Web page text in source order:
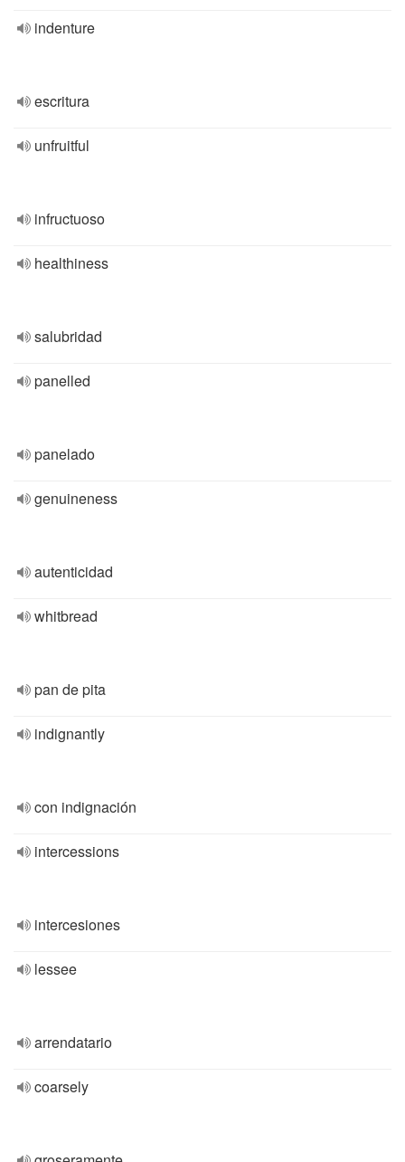
indenture
escritura
unfruitful
infructuoso
healthiness
salubridad
panelled
panelado
genuineness
autenticidad
whitbread
pan de pita
indignantly
con indignación
intercessions
intercesiones
lessee
arrendatario
coarsely